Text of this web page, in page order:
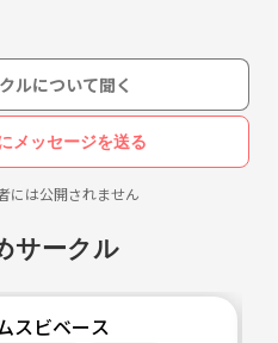
ルについて聞く
メッセージを送る
には公開されません
サークル
スビベース